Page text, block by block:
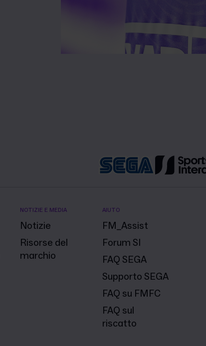
NOTIZIE E MEDIA
Notizie
Risorse del
marchio
AIUTO
FM_Assist
Forum SI
FAQ SEGA
Supporto SEGA
FAQ su FMFC
FAQ sul
riscatto